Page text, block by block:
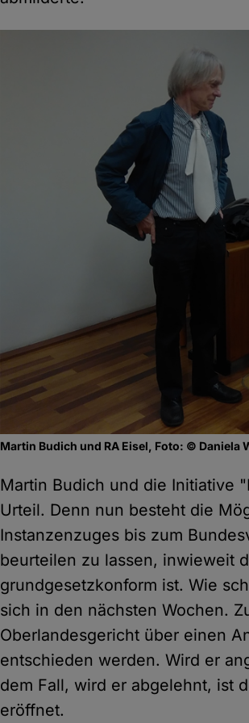
Martin Budich und RA Eisel, Foto: © Daniela
Martin Budich und die Initiative
Urteil. Denn nun besteht die
Instanzenzuges bis zum
beurteilen zu lassen, inwieweit
grundgesetzkonform ist. Wie
sich in den nächsten Wochen.
Oberlandesgericht über einen
entschieden werden. Wird er
dem Fall, wird er abgelehnt, ist
eröffnet.